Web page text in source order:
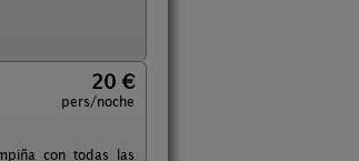
20 €
pers/noche
con todas las